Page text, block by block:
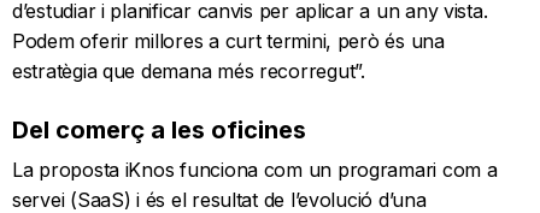
d’estudiar i planificar canvis per aplicar a un any vista.
Podem oferir millores a curt termini, però és una
estratègia que demana més recorregut”.
Del comerç a les oficines
La proposta iKnos funciona com un programari com a
servei (SaaS) i és el resultat de l’evolució d’una